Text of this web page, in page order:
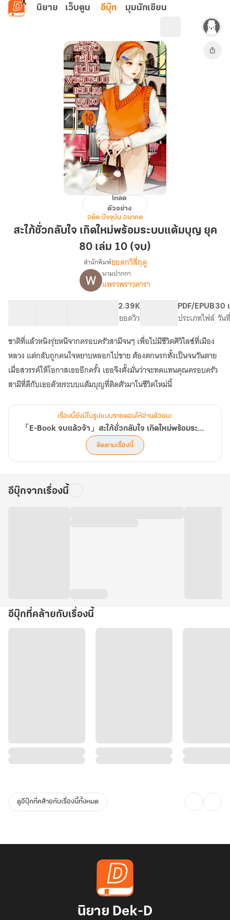
ข้ามไปยังเนื้อหาหลัก
นิยาย เว็บตูน อีบุ๊ก มุมนักเขียน
สะใภ้
กลับ
พร้อม
ระบบ
แต้ม
ยุค
80
เล่ม
10
(จบ)
โหลด
ตัวอย่าง
อดีต ปัจจุบัน อนาคต
สะใภ้ชั่วกลับใจ เกิดใหม่พร้อมระบบแต้มบุญ ยุค
80 เล่ม 10 (จบ)
เรื่อง「E-
Book
จบ
แล้ว
จ้า」
สะใภ้
ชั่ว
กลับ
ใจ
เกิด
ใหม่
พร้อม
ระบบ
แต้ม
บุญ
ยุค
80
สำนักพิมพ์ยอดกวีสี่ฤดู
นามปากกา
แพรวพราวดารา
2.39K
ยอดวิว
PDF/EPUB
ประเภทไฟล์
30
วัน
ชาติที่แล้วหนิงรุ่ยหนีจากครอบครัวสามีจนๆ เพื่อไปมีชีวิตศิวิไลซ์ที่เมือง
หลวง แต่กลับถูกคนใจหยาบหลอกไปขาย ต้องตกนรกทั้งเป็นจนวันตาย
เมื่อสวรรค์ให้โอกาสเธออีกครั้ง เธอจึงตั้งมั่นว่าจะทดแทนคุณครอบครัว
สามีที่ดีกับเธอด้วยระบบแต้มบุญที่ติดตัวมาในชีวิตใหม่นี้
เรื่องนี้ยังมีในรูปแบบรายตอนให้อ่านด้วยนะ
「E-Book จบแล้วจ้า」สะใภ้ชั่วกลับใจ เกิดใหม่พร้อมระบบแต้มบุญ ยุค 80
ติดตามเรื่องนี้
อีบุ๊กจากเรื่องนี้
อีบุ๊กที่คล้ายกับเรื่องนี้
ดูอีบุ๊กที่คล้ายกับเรื่องนี้ทั้งหมด
นิยาย Dek-D